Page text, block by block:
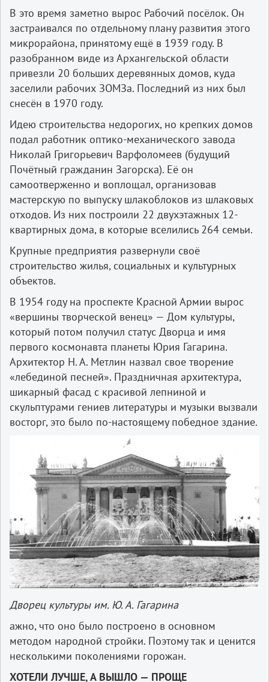
В это время заметно вырос Рабочий посёлок. Он
застраивался по отдельному плану развития этого
микрорайона, принятому ещё в 1939 году. В
разобранном виде из Архангельской области
привезли 20 больших деревянных домов, куда
заселили рабочих ЗОМЗа. Последний из них был
снесён в 1970 году.
Идею строительства недорогих, но крепких домов
подал работник оптико-механического завода
Николай Григорьевич Варфоломеев (будущий
Почётный гражданин Загорска). Её он
самоотверженно и воплощал, организовав
мастерскую по выпуску шлакоблоков из шлаковых
отходов. Из них построили 22 двухэтажных 12-
квартирных дома, в которые вселились 264 семьи.
Крупные предприятия развернули своё
строительство жилья, социальных и культурных
объектов.
В 1954 году на проспекте Красной Армии вырос
«вершины творческой венец» — Дом культуры,
который потом получил статус Дворца и имя
первого космонавта планеты Юрия Гагарина.
Архитектор Н. А. Метлин назвал свое творение
«лебединой песней». Праздничная архитектура,
шикарный фасад с красивой лепниной и
скульптурами гениев литературы и музыки вызвали
восторг, это было по-настоящему победное здание.
Дворец культуры им. Ю. А. Гагарина
ажно, что оно было построено в основном
методом народной стройки. Поэтому так и ценится
несколькими поколениями горожан.
ХОТЕЛИ ЛУЧШЕ, А ВЫШЛО — ПРОЩЕ